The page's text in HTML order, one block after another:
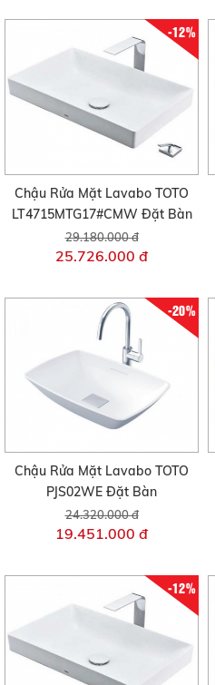
-12%
Chậu Rửa Mặt Lavabo TOTO
LT4715MTG17#CMW Đặt Bàn
29.180.000 đ
25.726.000 đ
-20%
Chậu Rửa Mặt Lavabo TOTO
PJS02WE Đặt Bàn
24.320.000 đ
19.451.000 đ
-12%